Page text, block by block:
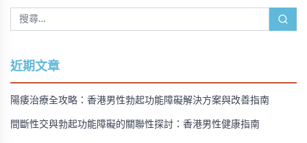
近期文章
陽痿治療全攻略：香港男性勃起功能障礙解決方案與改善指南
間斷性交與勃起功能障礙的關聯性探討：香港男性健康指南